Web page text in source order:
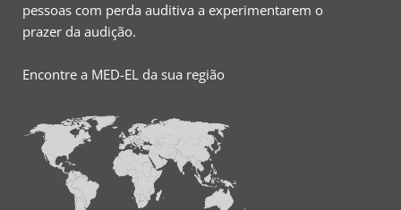
pessoas com perda auditiva a experimentarem o
prazer da audição.
Encontre a MED-EL da sua região